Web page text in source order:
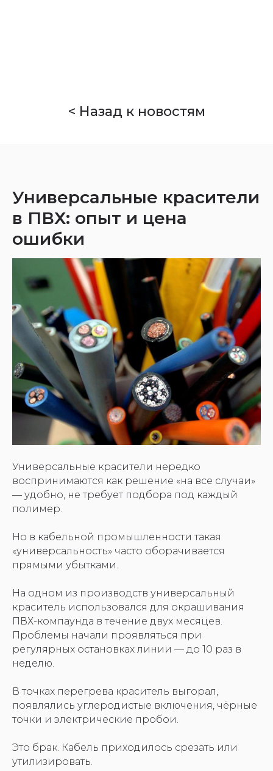
< Назад к новостям
Универсальные красители
в ПВХ: опыт и цена
ошибки
Универсальные красители нередко
воспринимаются как решение «на все случаи»
— удобно, не требует подбора под каждый
полимер.
Но в кабельной промышленности такая
«универсальность» часто оборачивается
прямыми убытками.
На одном из производств универсальный
краситель использовался для окрашивания
ПВХ-компаунда в течение двух месяцев.
Проблемы начали проявляться при
регулярных остановках линии — до 10 раз в
неделю.
В точках перегрева краситель выгорал,
появлялись углеродистые включения, чёрные
точки и электрические пробои.
Это брак. Кабель приходилось срезать или
утилизировать.